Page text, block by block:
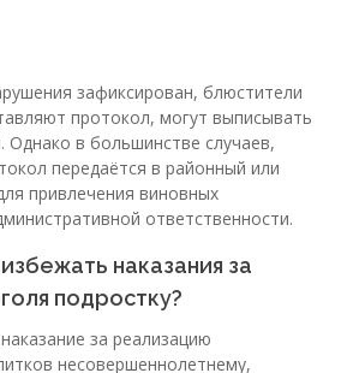
зафиксирован, блюстители
протокол, могут выписывать
в большинстве случаев,
передаётся в районный или
привлечения виновных
ответственности.
наказания за
подростку?
за реализацию
несовершеннолетнему,